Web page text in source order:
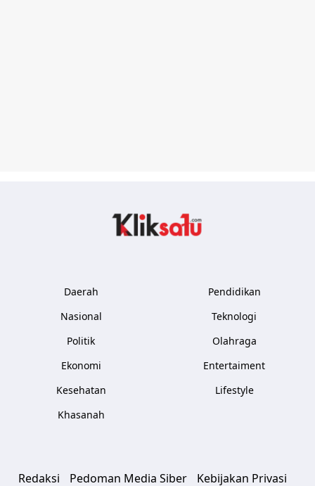
Daerah
Nasional
Politik
Ekonomi
Kesehatan
Khasanah
Pendidikan
Teknologi
Olahraga
Entertaiment
Lifestyle
Redaksi Pedoman Media Siber Kebijakan Privasi